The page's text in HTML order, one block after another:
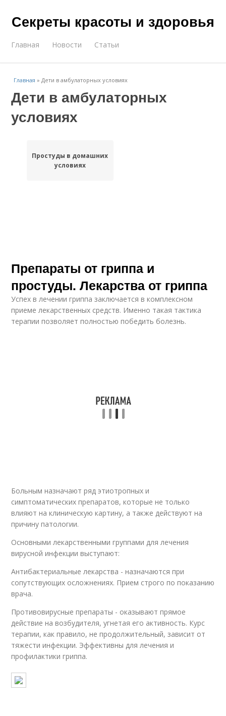
Секреты красоты и здоровья
Главная Новости Статьи
Главная »Дети в амбулаторных условиях
Дети в амбулаторных
условиях
Простуды в домашних
условиях
Препараты от гриппа и
простуды. Лекарства от гриппа
Успех в лечении гриппа заключается в комплексном
приеме лекарственных средств. Именно такая тактика
терапии позволяет полностью победить болезнь.
Больным назначают ряд этиотропных и
симптоматических препаратов, которые не только
влияют на клиническую картину, а также действуют на
причину патологии.
Основными лекарственными группами для лечения
вирусной инфекции выступают:
Антибактериальные лекарства - назначаются при
сопутствующих осложнениях. Прием строго по показанию
врача.
Противовирусные препараты - оказывают прямое
действие на возбудителя, угнетая его активность. Курс
терапии, как правило, не продолжительный, зависит от
тяжести инфекции. Эффективны для лечения и
профилактики гриппа.